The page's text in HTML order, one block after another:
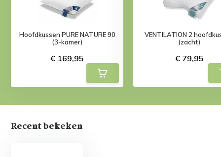
Hoofdkussen PURE NATURE 90
(3-kamer)
€ 169,95
VENTILATION 2
(zacht)
€ 79,95
Recent bekeken